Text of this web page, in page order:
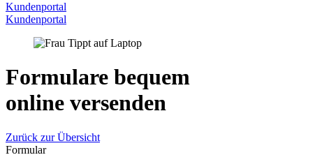
Kundenportal
Kundenportal
Formulare bequem
online versenden
Zurück zur Übersicht
Formular